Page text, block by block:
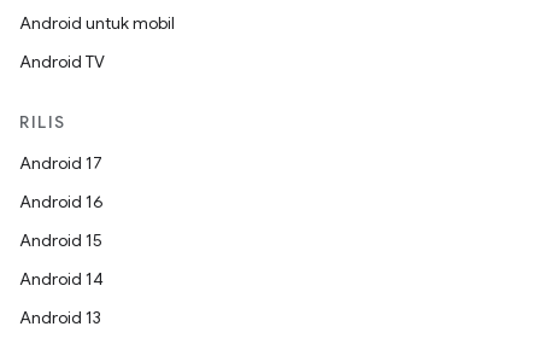
Android untuk mobil
Android TV
RILIS
Android 17
Android 16
Android 15
Android 14
Android 13